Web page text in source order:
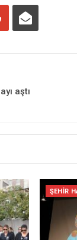
aştı
ŞEHIR